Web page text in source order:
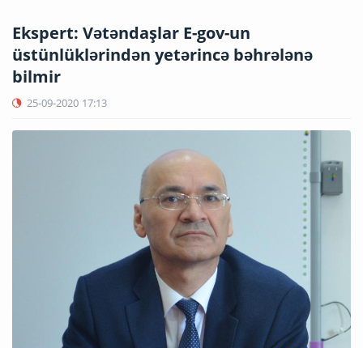
Ekspert: Vətəndaşlar E-gov-un
üstünlüklərindən yetərincə bəhrələnə
bilmir
25-09-2020 17:13